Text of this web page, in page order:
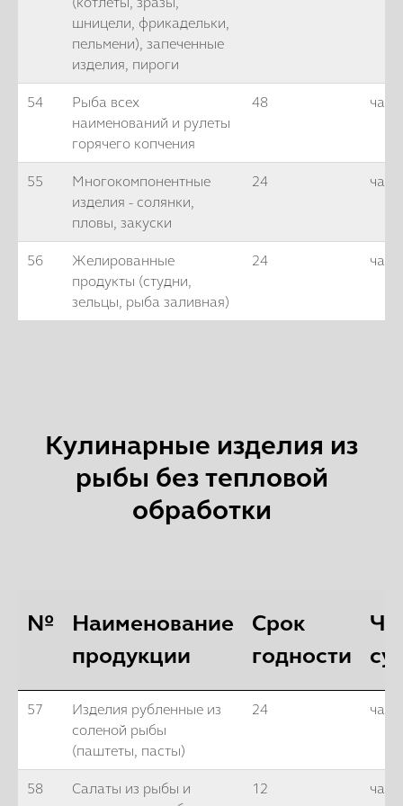
шницели, фрикадельки,
пельмени), запеченные
изделия, пироги
54
Рыба всех
наименований и рулеты
горячего копчения
48
55
Многокомпонентные
изделия - солянки,
пловы, закуски
24 часа
56
Желированные
продукты (студни,
зельцы, рыба заливная)
24 часа
Кулинарные изделия из
рыбы без тепловой
обработки
№
Наименование
продукции
Срок
годности
57
Изделия рубленные из
соленой рыбы
(паштеты, пасты)
24 часа
58
Салаты из рыбы и
12